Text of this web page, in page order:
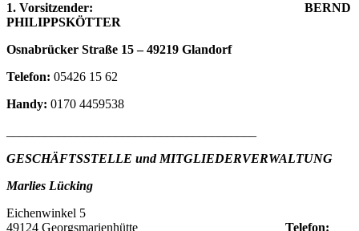
1. Vorsitzender: BERND
PHILIPPSKÖTTER
Osnabrücker Straße 15 – 49219 Glandorf
Telefon: 05426 15 62
Handy: 0170 4459538
GESCHÄFTSSTELLE und MITGLIEDERVERWALTUNG
Marlies Lücking
Eichenwinkel 5
49124 Georgsmarienhütte Telefon: